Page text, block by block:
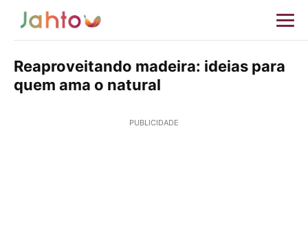
Reaproveitando madeira: ideias para
quem ama o natural
PUBLICIDADE